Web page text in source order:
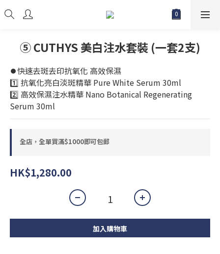
⑤ CUTHYS 美白注水套裝 (一套2支)
⏺️快速去斑去印抗氧化 高效保濕
1️⃣ 抗氧化亮白淡斑精華 Pure White Serum 30ml
2️⃣ 高效保濕注水精華 Nano Botanical Regenerating
Serum 30ml
全店，全單買滿$1000即可包郵
HK$1,280.00
加入購物車